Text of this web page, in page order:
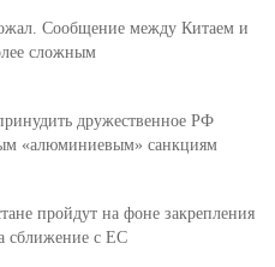
Сообщение между Китаем и
сложным
дружественное РФ
«алюминиевым» санкциям
пройдут на фоне закрепления
сближение с ЕС